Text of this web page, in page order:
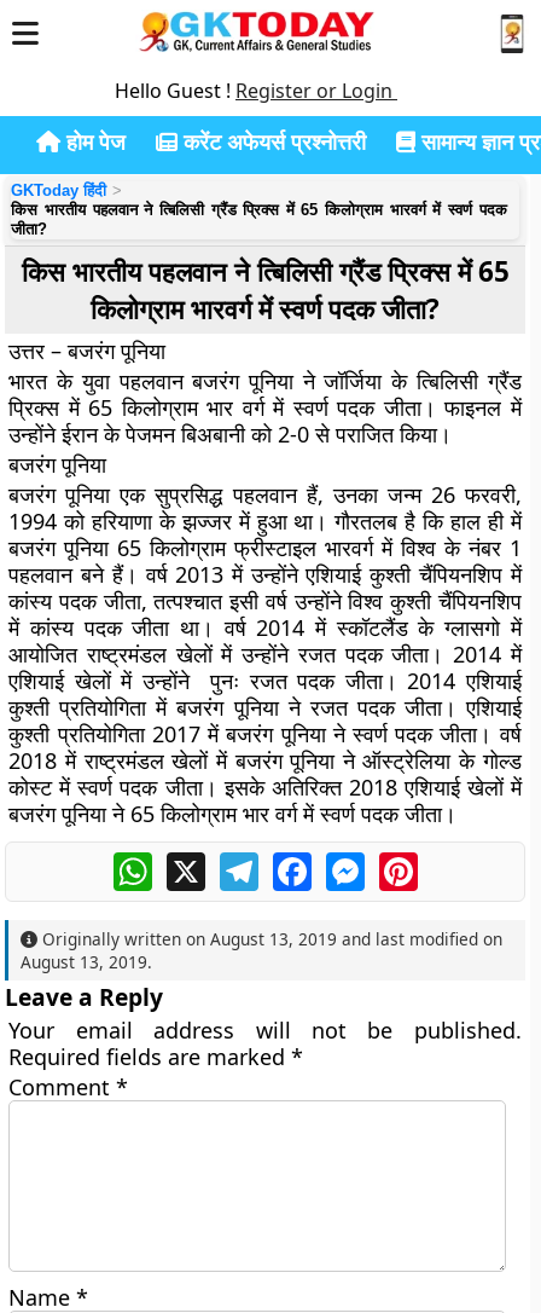
Hello Guest ! Register or Login
होम पेज करेंट अफेयर्स प्रश्नोत्तरी सामान्य ज्ञान
GKToday हिंदी
किस भारतीय पहलवान ने त्बिलिसी ग्रैंड प्रिक्स में 65 किलोग्राम भारवर्ग में स्वर्ण पदक
जीता?
किस भारतीय पहलवान ने त्बिलिसी ग्रैंड प्रिक्स में 65
किलोग्राम भारवर्ग में स्वर्ण पदक जीता?
उत्तर – बजरंग पूनिया
भारत के युवा पहलवान बजरंग पूनिया ने जॉर्जिया के त्बिलिसी ग्रैंड
प्रिक्स में 65 किलोग्राम भार वर्ग में स्वर्ण पदक जीता। फाइनल में
उन्होंने ईरान के पेजमन बिअबानी को 2-0 से पराजित किया।
बजरंग पूनिया
बजरंग पूनिया एक सुप्रसिद्ध पहलवान हैं, उनका जन्म 26 फरवरी,
1994 को हरियाणा के झज्जर में हुआ था। गौरतलब है कि हाल ही में
बजरंग पूनिया 65 किलोग्राम फ्रीस्टाइल भारवर्ग में विश्व के नंबर 1
पहलवान बने हैं। वर्ष 2013 में उन्होंने एशियाई कुश्ती चैंपियनशिप में
कांस्य पदक जीता, तत्पश्चात इसी वर्ष उन्होंने विश्व कुश्ती चैंपियनशिप
में कांस्य पदक जीता था। वर्ष 2014 में स्कॉटलैंड के ग्लासगो में
आयोजित राष्ट्रमंडल खेलों में उन्होंने रजत पदक जीता। 2014 में
एशियाई खेलों में उन्होंने पुनः रजत पदक जीता। 2014 एशियाई
कुश्ती प्रतियोगिता में बजरंग पूनिया ने रजत पदक जीता। एशियाई
कुश्ती प्रतियोगिता 2017 में बजरंग पूनिया ने स्वर्ण पदक जीता। वर्ष
2018 में राष्ट्रमंडल खेलों में बजरंग पूनिया ने ऑस्ट्रेलिया के गोल्ड
कोस्ट में स्वर्ण पदक जीता। इसके अतिरिक्त 2018 एशियाई खेलों में
बजरंग पूनिया ने 65 किलोग्राम भार वर्ग में स्वर्ण पदक जीता।
WhatsApp
X TelegramFacebookMessengerPinterest
Originally written onAugust 13, 2019 and last modified on
August 13, 2019.
Leave a Reply
Your email address will not be published.
Required fields are marked*
Comment*
Name*